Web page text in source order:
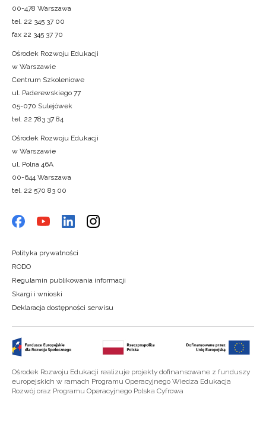
00-478 Warszawa
tel. 22 345 37 00
fax 22 345 37 70
Ośrodek Rozwoju Edukacji
w Warszawie
Centrum Szkoleniowe
ul. Paderewskiego 77
05-070 Sulejówek
tel. 22 783 37 84
Ośrodek Rozwoju Edukacji
w Warszawie
ul. Polna 46A
00-644 Warszawa
tel. 22 570 83 00
Polityka prywatności
RODO
Regulamin publikowania informacji
Skargi i wnioski
Deklaracja dostępności serwisu
Ośrodek Rozwoju Edukacji realizuje projekty dofinansowane z funduszy
europejskich w ramach Programu Operacyjnego Wiedza Edukacja
Rozwój oraz Programu Operacyjnego Polska Cyfrowa